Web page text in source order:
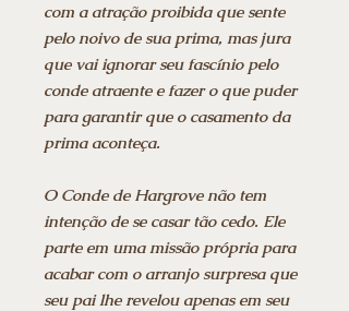
com a atração proibida que sente
pelo noivo de sua prima, mas jura
que vai ignorar seu fascínio pelo
conde atraente e fazer o que puder
para garantir que o casamento da
prima aconteça.
O Conde de Hargrove não tem
intenção de se casar tão cedo. Ele
parte em uma missão própria para
acabar com o arranjo surpresa que
seu pai lhe revelou apenas em seu